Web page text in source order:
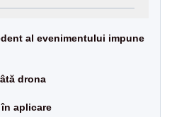
al evenimentului impune
drona
aplicare